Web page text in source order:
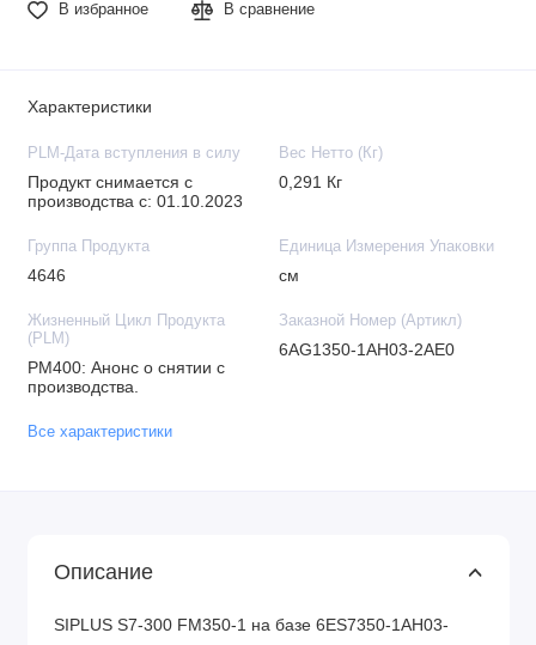
В избранное В сравнение
Характеристики
PLM-Дата вступления в силу
Продукт снимается с
производства с: 01.10.2023
Вес Нетто (Кг)
0,291 Кг
Группа Продукта
4646
Единица Измерения Упаковки
см
Жизненный Цикл Продукта
(PLM)
PM400: Анонс о снятии с
производства.
Заказной Номер (Артикл)
6AG1350-1AH03-2AE0
Все характеристики
Описание
SIPLUS S7-300 FM350-1 на базе 6ES7350-1AH03-